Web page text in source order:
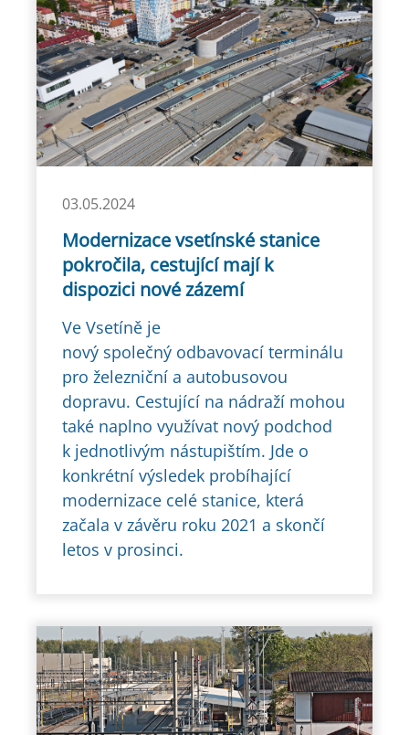
03.05.2024
Modernizace vsetínské stanice
pokročila, cestující mají k
dispozici nové zázemí
Ve Vsetíně je
nový společný odbavovací terminálu
pro železniční a autobusovou
dopravu. Cestující na nádraží mohou
také naplno využívat nový podchod
k jednotlivým nástupištím. Jde o
konkrétní výsledek probíhající
modernizace celé stanice, která
začala v závěru roku 2021 a skončí
letos v prosinci.